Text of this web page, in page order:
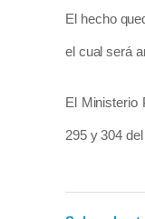
El hecho
el cual será
El Ministerio
295 y 304